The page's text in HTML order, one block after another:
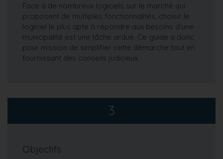
Face à de nombreux logiciels sur le marché qui
proposent de multiples fonctionnalités, choisir le
logiciel le plus apte à répondre aux besoins d’une
municipalité est une tâche ardue. Ce guide a donc
pour mission de simplifier cette démarche tout en
fournissant des conseils judicieux.
3
Objectifs